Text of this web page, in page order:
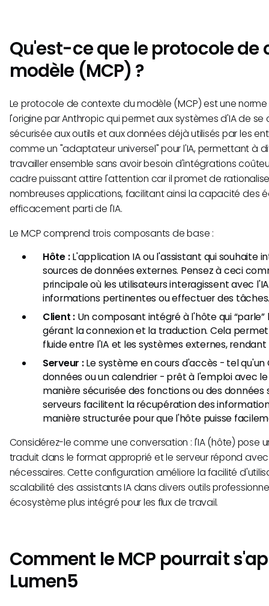
Qu'est-ce que le protocole de
modèle (MCP) ?
Le protocole de contexte du modèle (MCP) est une
l'origine par Anthropic qui permet aux systèmes d'IA de
sécurisée aux outils et aux données déjà utilisés par les
comme un "adaptateur universel" pour l'IA, permettant à
travailler ensemble sans avoir besoin d'intégrations
cadre puissant attire l'attention car il promet de
nombreuses applications, facilitant ainsi la capacité des
efficacement parti de l'IA.
Le MCP comprend trois composants de base :
Hôte :L'application IA ou l'assistant qui souhaite
sources de données externes. Pensez à ceci
principale où les utilisateurs interagissent avec
informations pertinentes ou effectuer des
Client :Un composant intégré à l'hôte qui “parle”
gérant la connexion et la traduction. Cela
fluide entre l'IA et les systèmes externes,
Serveur :Le système en cours d'accès - tel qu'un
données ou un calendrier - prêt à l'emploi avec
manière sécurisée des fonctions ou des données
serveurs facilitent la récupération des
manière structurée pour que l'hôte puisse
Considérez-le comme une conversation : l'IA (hôte) pose
traduit dans le format approprié et le serveur répond
nécessaires. Cette configuration améliore la facilité
scalabilité des assistants IA dans divers outils
écosystème plus intégré pour les flux de travail.
Comment le MCP pourrait
Lumen5